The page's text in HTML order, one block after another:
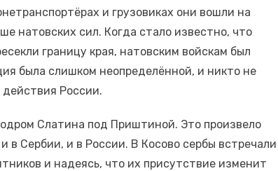
и грузовиках они вошли на
натовских сил. Когда стало известно, что
границу края, натовским войскам был
была слишком неопределённой, и никто не
России.
Слатина под Приштиной. Это произвело
в Сербии, и в России. В Косово сербы встречали
и надеясь, что их присутствие изменит